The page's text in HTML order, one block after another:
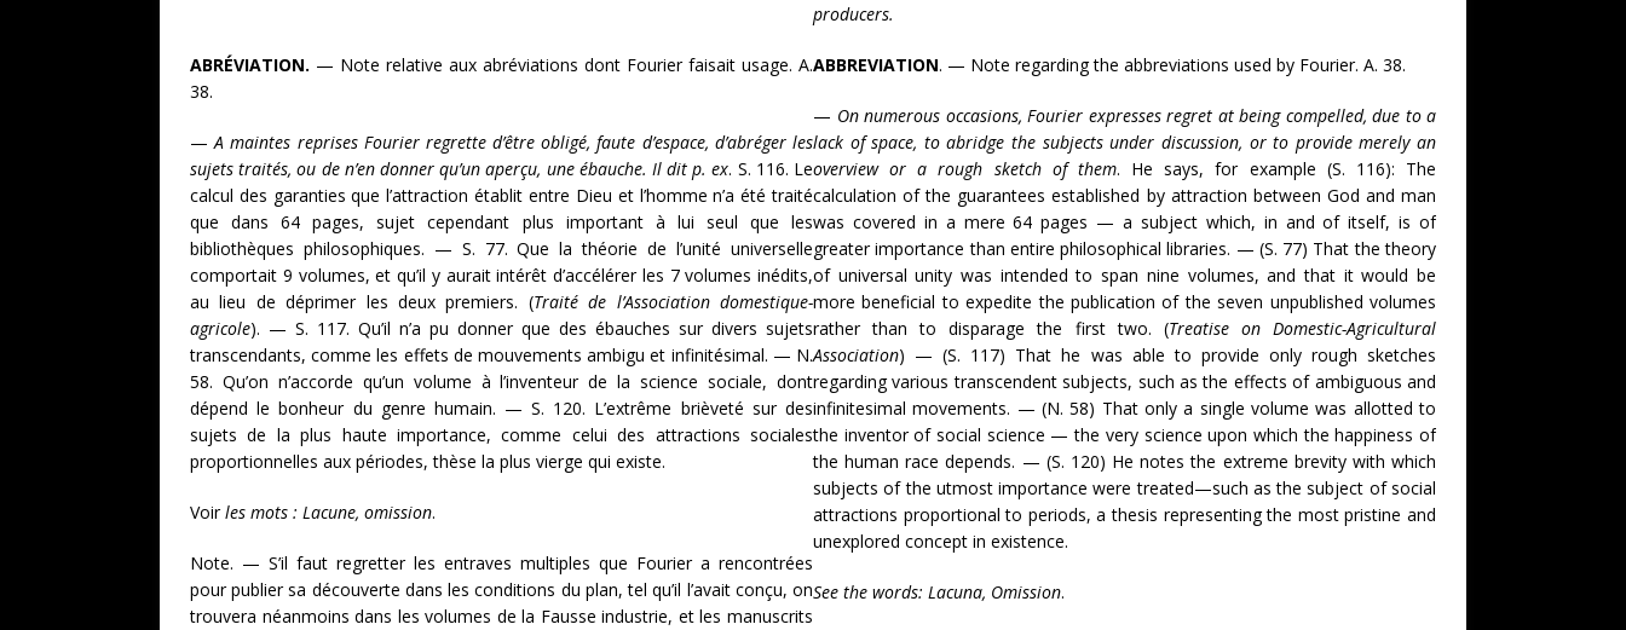
producers.
ABRÉVIATION. — Note relative aux abréviations dont Fourier faisait usage. A.
38.
—A maintes reprises Fourier regrette d’être obligé, faute d’espace, d’abréger les
sujets traités, ou de n’en donner qu’un aperçu, une ébauche. Il dit p. ex. S. 116. Le
calcul des garanties que l’attraction établit entre Dieu et l’homme n’a été traité
que dans 64 pages, sujet cependant plus important à lui seul que les
bibliothèques philosophiques. — S. 77. Que la théorie de l’unité universelle
comportait 9 volumes, et qu’il y aurait intérêt d’accélérer les 7 volumes inédits,
au lieu de déprimer les deux premiers. (Traité de l’Association domestique-
agricole). — S. 117. Qu’il n’a pu donner que des ébauches sur divers sujets
transcendants, comme les effets de mouvements ambigu et infinitésimal. — N.
58. Qu’on n’accorde qu’un volume à l’inventeur de la science sociale, dont
dépend le bonheur du genre humain. — S. 120. L’extrême brièveté sur des
sujets de la plus haute importance, comme celui des attractions sociales
proportionnelles aux périodes, thèse la plus vierge qui existe.
Voirles mots : Lacune, omission.
Note. — S’il faut regretter les entraves multiples que Fourier a rencontrées
pour publier sa découverte dans les conditions du plan, tel qu’il l’avait conçu, on
trouvera néanmoins dans les volumes de la Fausse industrie, et les manuscrits
ABBREVIATION. — Note regarding the abbreviations used by Fourier. A. 38.
— On numerous occasions, Fourier expresses regret at being compelled, due to a
lack of space, to abridge the subjects under discussion, or to provide merely an
overview or a rough sketch of them. He says, for example (S. 116): The
calculation of the guarantees established by attraction between God and man
was covered in a mere 64 pages — a subject which, in and of itself, is of
greater importance than entire philosophical libraries. — (S. 77) That the theory
of universal unity was intended to span nine volumes, and that it would be
more beneficial to expedite the publication of the seven unpublished volumes
rather than to disparage the first two. (Treatise on Domestic-Agricultural
Association) — (S. 117) That he was able to provide only rough sketches
regarding various transcendent subjects, such as the effects of ambiguous and
infinitesimal movements. — (N. 58) That only a single volume was allotted to
the inventor of social science — the very science upon which the happiness of
the human race depends. — (S. 120) He notes the extreme brevity with which
subjects of the utmost importance were treated—such as the subject of social
attractions proportional to periods, a thesis representing the most pristine and
unexplored concept in existence.
See the words: Lacuna, Omission.